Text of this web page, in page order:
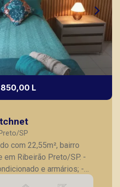
L
SP
com 22,55m², bairro
Ribeirão Preto/SP. -
e armários; -
- Cozinha com